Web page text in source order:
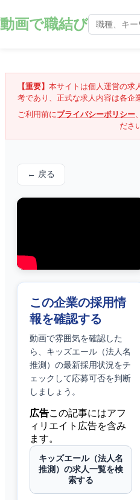
動画で職結び
【重要】 本サイトは個人運営の求
考であり、正式な求人内容は各企
ご利用前にプライバシーポリシー、
ださ
← 戻る
この企業の採用情
報を確認する
動画で雰囲気を確認した
ら、 キッズエール（法人名
推測） の最新採用状況をチ
ェックして応募可否を判断
しましょう。
広告この記事にはアフ
ィリエイト広告を含み
ます。
キッズエール（法人名
推測）の求人一覧を検
索する